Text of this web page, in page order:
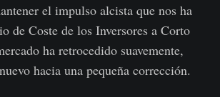
el impulso alcista que nos ha
de Coste de los Inversores a Corto
ha retrocedido suavemente,
hacia una pequeña corrección.